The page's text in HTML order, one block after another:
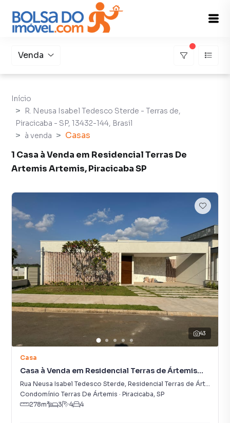
Venda
Início
R. Neusa Isabel Tedesco Sterde - Terras de,
Piracicaba - SP, 13432-144, Brasil
à venda
Casas
1 Casa à Venda em Residencial Terras De
Artemis Artemis, Piracicaba SP
43
Casa
Casa à Venda em Residencial Terras de Ártemis
(Ártemis)
Rua Neusa Isabel Tedesco Sterde, Residencial Terras de Ártemis (Ártemis)
Condomínio Terras De Ártemis · Piracicaba, SP
278m² 3 4 4